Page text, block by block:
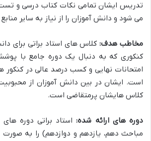
تدریس ایشان تمامی نکات کتاب درسی و
می شود و دانش آموزان را از نیاز به سایر
مخاطب هدف:کلاس های استاد براتی برای
کنکوری که به دنبال یک دوره جامع با
امتحانات نهایی و کسب درصد عالی در کنکور
است. ایشان در بین دانش آموزان از محبوبیت
کلاس هایشان پرمتقاضی است.
دوره های ارائه شده:استاد براتی دوره
مباحث دهم، یازدهم و دوازدهم) را به صورت